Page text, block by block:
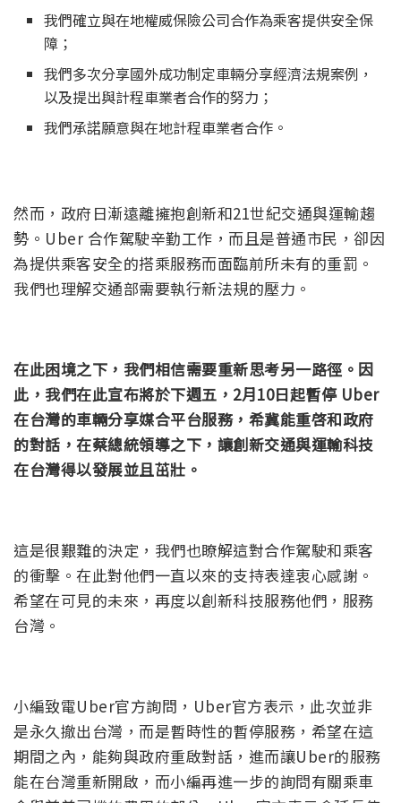
我們確立與在地權威保險公司合作為乘客提供安全保
障；
我們多次分享國外成功制定車輛分享經濟法規案例，
以及提出與計程車業者合作的努力；
我們承諾願意與在地計程車業者合作。
然而，政府日漸遠離擁抱創新和21世紀交通與運輸趨
勢。Uber 合作駕駛辛勤工作，而且是普通市民，卻因
為提供乘客安全的搭乘服務而面臨前所未有的重罰。
我們也理解交通部需要執行新法規的壓力。
在此困境之下，我們相信需要重新思考另一路徑。因
此，我們在此宣布將於下週五，2月10日起暫停 Uber
在台灣的車輛分享媒合平台服務，希冀能重啓和政府
的對話，在蔡總統領導之下，讓創新交通與運輸科技
在台灣得以發展並且茁壯。
這是很艱難的決定，我們也瞭解這對合作駕駛和乘客
的衝擊。在此對他們一直以來的支持表達衷心感謝。
希望在可見的未來，再度以創新科技服務他們，服務
台灣。
小編致電Uber官方詢問，Uber官方表示，此次並非
是永久撤出台灣，而是暫時性的暫停服務，希望在這
期間之內，能夠與政府重啟對話，進而讓Uber的服務
能在台灣重新開啟，而小編再進一步的詢問有關乘車